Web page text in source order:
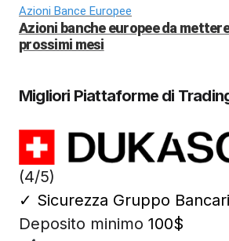
Azioni Bance Europee
Azioni banche europee da
prossimi mesi
Migliori Piattaforme di
(4/5)
✓ Sicurezza Gruppo
Deposito minimo 100$